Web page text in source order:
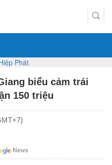
biểu cảm trái
150 triệu